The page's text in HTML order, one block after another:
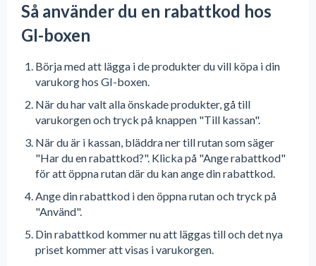
Så använder du en rabattkod hos
GI-boxen
Börja med att lägga i de produkter du vill köpa i din
varukorg hos GI-boxen.
När du har valt alla önskade produkter, gå till
varukorgen och tryck på knappen "Till kassan".
När du är i kassan, bläddra ner till rutan som säger
"Har du en rabattkod?". Klicka på "Ange rabattkod"
för att öppna rutan där du kan ange din rabattkod.
Ange din rabattkod i den öppna rutan och tryck på
"Använd".
Din rabattkod kommer nu att läggas till och det nya
priset kommer att visas i varukorgen.